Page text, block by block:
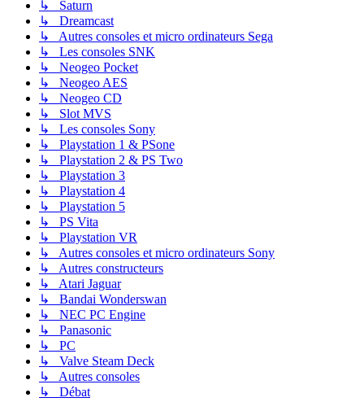
↳ Saturn
↳ Dreamcast
↳ Autres consoles et micro ordinateurs Sega
↳ Les consoles SNK
↳ Neogeo Pocket
↳ Neogeo AES
↳ Neogeo CD
↳ Slot MVS
↳ Les consoles Sony
↳ Playstation 1 & PSone
↳ Playstation 2 & PS Two
↳ Playstation 3
↳ Playstation 4
↳ Playstation 5
↳ PS Vita
↳ Playstation VR
↳ Autres consoles et micro ordinateurs Sony
↳ Autres constructeurs
↳ Atari Jaguar
↳ Bandai Wonderswan
↳ NEC PC Engine
↳ Panasonic
↳ PC
↳ Valve Steam Deck
↳ Autres consoles
↳ Débat